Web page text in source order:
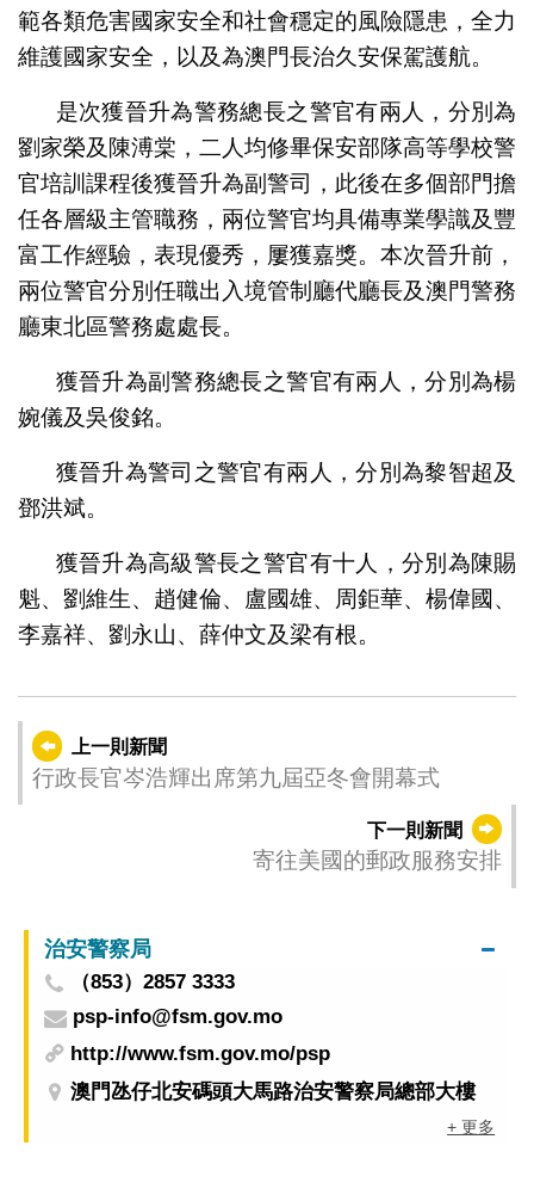
範各類危害國家安全和社會穩定的風險隱患，全力
維護國家安全，以及為澳門長治久安保駕護航。
是次獲晉升為警務總長之警官有兩人，分別為
劉家榮及陳溥棠，二人均修畢保安部隊高等學校警
官培訓課程後獲晉升為副警司，此後在多個部門擔
任各層級主管職務，兩位警官均具備專業學識及豐
富工作經驗，表現優秀，屢獲嘉獎。本次晉升前，
兩位警官分別任職出入境管制廳代廳長及澳門警務
廳東北區警務處處長。
獲晉升為副警務總長之警官有兩人，分別為楊
婉儀及吳俊銘。
獲晉升為警司之警官有兩人，分別為黎智超及
鄧洪斌。
獲晉升為高級警長之警官有十人，分別為陳賜
魁、劉維生、趙健倫、盧國雄、周鉅華、楊偉國、
李嘉祥、劉永山、薛仲文及梁有根。
上一則新聞
行政長官岑浩輝出席第九屆亞冬會開幕式
下一則新聞
寄往美國的郵政服務安排
治安警察局
（853）2857 3333
psp-info@fsm.gov.mo
http://www.fsm.gov.mo/psp
澳門氹仔北安碼頭大馬路治安警察局總部大樓
+ 更多